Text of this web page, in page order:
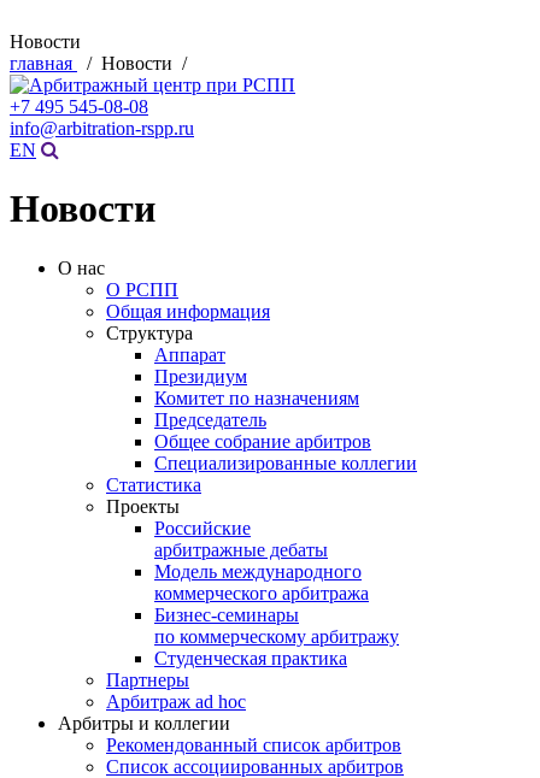
Новости
главная
/ Новости /
+7 495 545-08-08
info@arbitration-rspp.ru
EN
Новости
О нас
О РСПП
Общая информация
Структура
Аппарат
Президиум
Комитет по назначениям
Председатель
Общее собрание арбитров
Специализированные коллегии
Статистика
Проекты
Российские
арбитражные дебаты
Модель международного
коммерческого арбитража
Бизнес-семинары
по коммерческому арбитражу
Студенческая практика
Партнеры
Арбитраж ad hoc
Арбитры и коллегии
Рекомендованный список арбитров
Список ассоциированных арбитров